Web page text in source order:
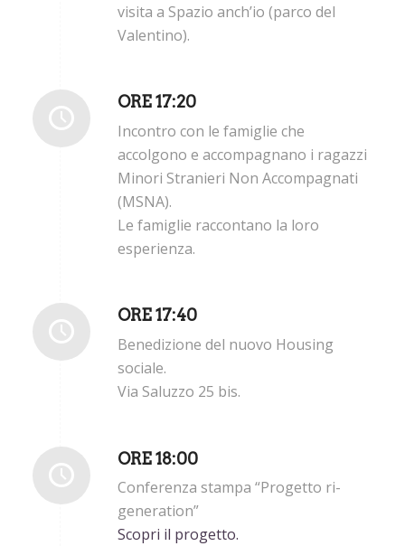
visita a Spazio anch’io (parco del
Valentino).
ORE 17:20
Incontro con le famiglie che
accolgono e accompagnano i ragazzi
Minori Stranieri Non Accompagnati
(MSNA).
Le famiglie raccontano la loro
esperienza.
ORE 17:40
Benedizione del nuovo Housing
sociale.
Via Saluzzo 25 bis.
ORE 18:00
Conferenza stampa “Progetto ri-
generation”
Scopri il progetto.